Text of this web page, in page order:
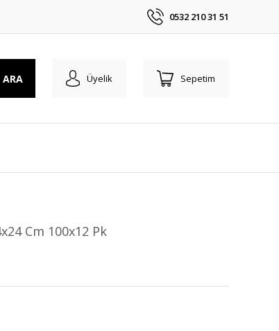
0532 210 31 51
ARA Üyelik Sepetim
Cm 100x12 Pk